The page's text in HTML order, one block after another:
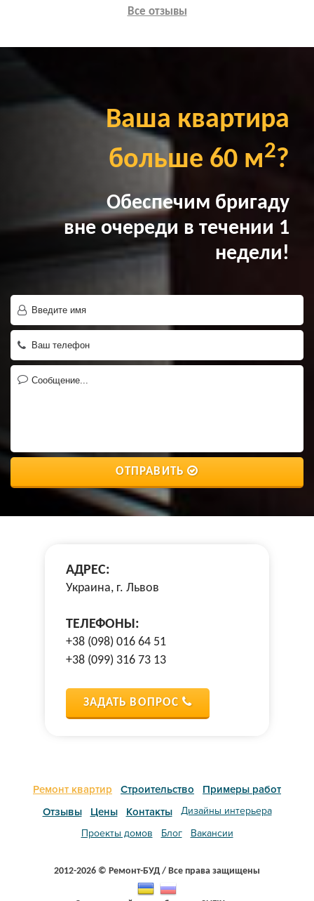
Все отзывы
Ваша квартира
больше 60 м2?
Обеспечим бригаду
вне очереди в течении 1
недели!
ОТПРАВИТЬ
АДРЕС:
Украина, г. Львов
ТЕЛЕФОНЫ:
+38 (098) 016 64 51
+38 (099) 316 73 13
ЗАДАТЬ ВОПРОС
Ремонт квартир Строительство
Примеры работ
Отзывы
Цены Контакты
Дизайны интерьера
Проекты домов
Блог Вакансии
2012-2026 © Ремонт-БУД / Все права защищены